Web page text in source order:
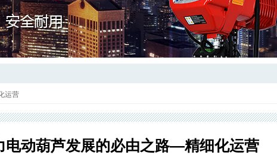
运营
电动葫芦发展的必由之路—精细化运营